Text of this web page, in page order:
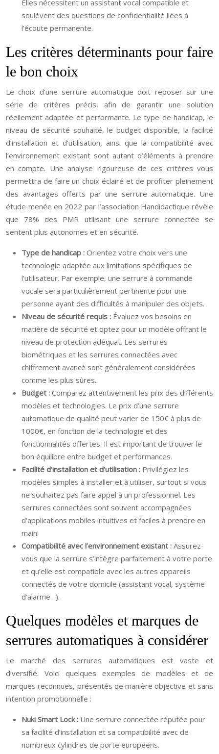
Elles nécessitent un assistant vocal compatible et
soulèvent des questions de confidentialité liées à
l’écoute permanente.
Les critères déterminants pour faire
le bon choix
Le choix d’une serrure automatique doit reposer sur une
série de critères précis, afin de garantir une solution
réellement adaptée et performante. Le type de handicap, le
niveau de sécurité souhaité, le budget disponible, la facilité
d’installation et d’utilisation, ainsi que la compatibilité avec
l’environnement existant sont autant d’éléments à prendre
en compte. Une analyse rigoureuse de ces critères vous
permettra de faire un choix éclairé et de profiter pleinement
des avantages offerts par une serrure automatique. Une
étude menée en 2022 par l’association Handidactique révèle
que 78% des PMR utilisant une serrure connectée se
sentent plus autonomes et en sécurité.
Type de handicap : Orientez votre choix vers une
technologie adaptée aux limitations spécifiques de
l’utilisateur. Par exemple, une serrure à commande
vocale sera particulièrement pertinente pour une
personne ayant des difficultés à manipuler des objets.
Niveau de sécurité requis : Évaluez vos besoins en
matière de sécurité et optez pour un modèle offrant le
niveau de protection adéquat. Les serrures
biométriques et les serrures connectées avec
chiffrement avancé sont généralement considérées
comme les plus sûres.
Budget : Comparez attentivement les prix des différents
modèles et technologies. Le prix d’une serrure
automatique de qualité peut varier de 150€ à plus de
1000€, en fonction de la technologie et des
fonctionnalités offertes. Il est important de trouver le
bon équilibre entre budget et performances.
Facilité d’installation et d’utilisation : Privilégiez les
modèles simples à installer et à utiliser, surtout si vous
ne souhaitez pas faire appel à un professionnel. Les
serrures connectées sont souvent accompagnées
d’applications mobiles intuitives et faciles à prendre en
main.
Compatibilité avec l’environnement existant : Assurez-
vous que la serrure s’intègre parfaitement à votre porte
et qu’elle est compatible avec les autres appareils
connectés de votre domicile (assistant vocal, système
d’alarme…).
Quelques modèles et marques de
serrures automatiques à considérer
Le marché des serrures automatiques est vaste et
diversifié. Voici quelques exemples de modèles et de
marques reconnues, présentés de manière objective et sans
intention promotionnelle :
Nuki Smart Lock : Une serrure connectée réputée pour
sa facilité d’installation et sa compatibilité avec de
nombreux cylindres de porte européens.